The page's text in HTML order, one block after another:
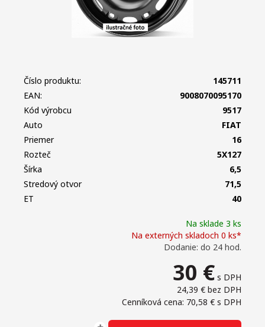
Na sklade 3 ks
Na externých skladoch 0 ks*
Dodanie: do 24 hod.
30 € s DPH
24,39 € bez DPH
Cenníková cena: 70,58 € s DPH
Číslo produktu:
145711
EAN:
9008070095170
Kód výrobcu
9517
Auto
FIAT
Priemer
16
Rozteč
5X127
Šírka
6,5
Stredový otvor
71,5
ET
40